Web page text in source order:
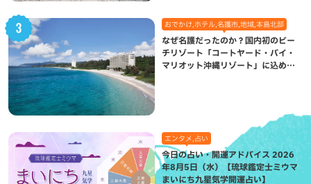
おでかけ,ホテル,名護市,地域,本島北部
なぜ名護だったのか？国内初のビー
チリゾート「コートヤード・バイ・
マリオット沖縄リゾート」に込めら
エンタメ,占い
今日の占い・開運アドバイス 2026
年8月5日（水）【琉球鑑定士ミウマ
まいにち九星気学開運占い】